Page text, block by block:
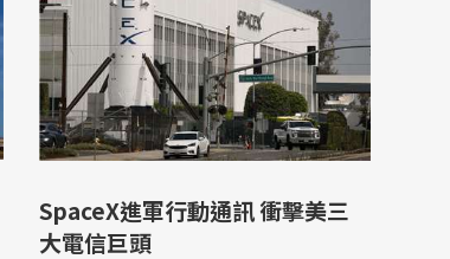
SpaceX進軍行動通訊 衝擊美三
大電信巨頭